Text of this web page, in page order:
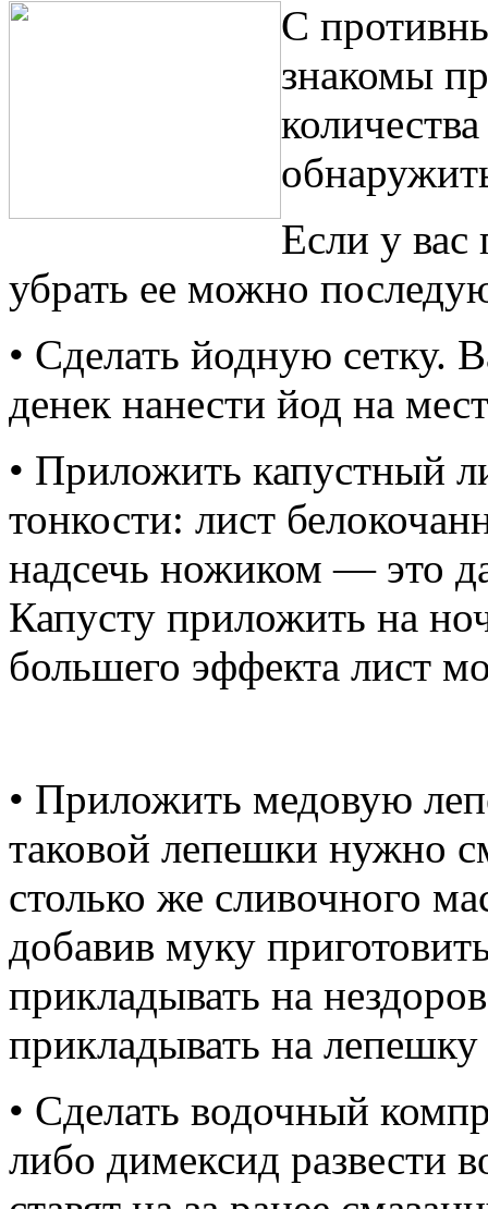
С
знакомы
Если у вас
убрать ее можно
• Сделать йодную сетку.
денек нанести йод на
• Приложить капустный
тонкости: лист
надсечь ножиком — это
Капусту приложить на
большего эффекта лист
• Приложить медовую
таковой лепешки нужно
столько же сливочного
добавив муку
прикладывать на
прикладывать на
• Сделать водочный
либо димексид развести